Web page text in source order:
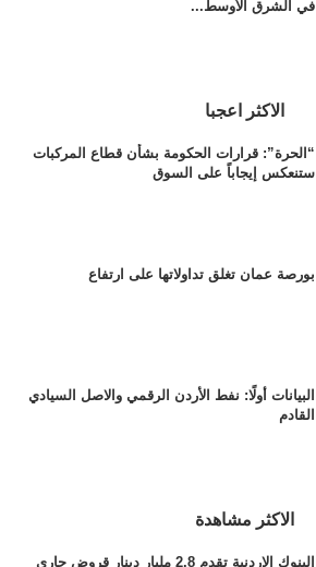
في الشرق الأوسط...
الاكثر اعجبا
“الحرة”: قرارات الحكومة بشأن قطاع المركبات
ستنعكس إيجاباً على السوق
بورصة عمان تغلق تداولاتها على ارتفاع
البيانات أولًا: نفط الأردن الرقمي والاصل السيادي
القادم
الاكثر مشاهدة
البنوك الاردنية تقدم 2.8 مليار دينار قروض جاري